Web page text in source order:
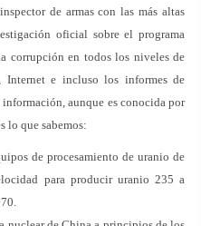
de armas con las más altas
oficial sobre el programa
corrupción en todos los niveles de
Internet e incluso los informes de
aunque es conocida por
lo que sabemos:
de procesamiento de uranio de
para producir uranio 235 a